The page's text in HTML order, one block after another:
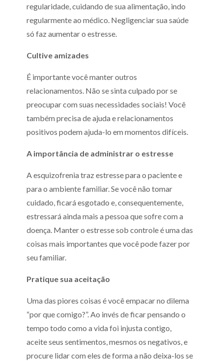
regularidade, cuidando de sua alimentação, indo
regularmente ao médico. Negligenciar sua saúde
só faz aumentar o estresse.
Cultive amizades
É importante você manter outros
relacionamentos. Não se sinta culpado por se
preocupar com suas necessidades sociais! Você
também precisa de ajuda e relacionamentos
positivos podem ajuda-lo em momentos difíceis.
A importância de administrar o estresse
A esquizofrenia traz estresse para o paciente e
para o ambiente familiar. Se você não tomar
cuidado, ficará esgotado e, consequentemente,
estressará ainda mais a pessoa que sofre com a
doença. Manter o estresse sob controle é uma das
coisas mais importantes que você pode fazer por
seu familiar.
Pratique sua aceitação
Uma das piores coisas é você empacar no dilema
“por que comigo?”. Ao invés de ficar pensando o
tempo todo como a vida foi injusta contigo,
aceite seus sentimentos, mesmos os negativos, e
procure lidar com eles de forma a não deixa-los se